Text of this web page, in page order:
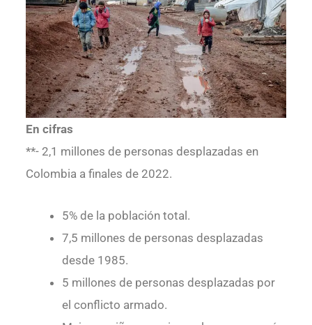
En cifras
**- 2,1 millones de personas desplazadas en
Colombia a finales de 2022.
5% de la población total.
7,5 millones de personas desplazadas
desde 1985.
5 millones de personas desplazadas por
el conflicto armado.